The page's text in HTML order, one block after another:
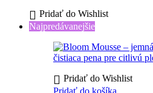
Pridať do Wishlist
Najpredávanejšie
Pridať do Wishlist